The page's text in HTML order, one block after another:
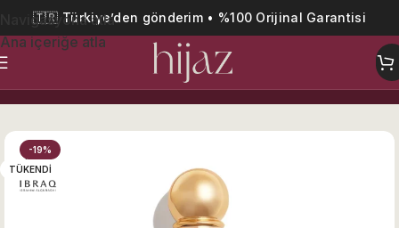
Navigasyona atla
Ana içeriğe atla
🇹🇷 Türkiye’den gönderim • %100 Orijinal Garantisi
-19%
TÜKENDI